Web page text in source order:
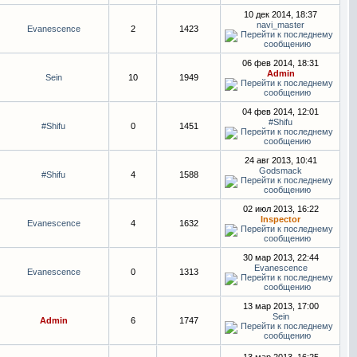
Evanescence 2 1423
10 дек 2014, 18:37
navi_master
Sein 10 1949
06 фев 2014, 18:31
Admin
#Shifu 0 1451
04 фев 2014, 12:01
#Shifu
#Shifu 4 1588
24 авг 2013, 10:41
Godsmack
Evanescence 4 1632
02 июл 2013, 16:22
Inspector
Evanescence 0 1313
30 мар 2013, 22:44
Evanescence
Admin 6 1747
13 мар 2013, 17:00
Sein